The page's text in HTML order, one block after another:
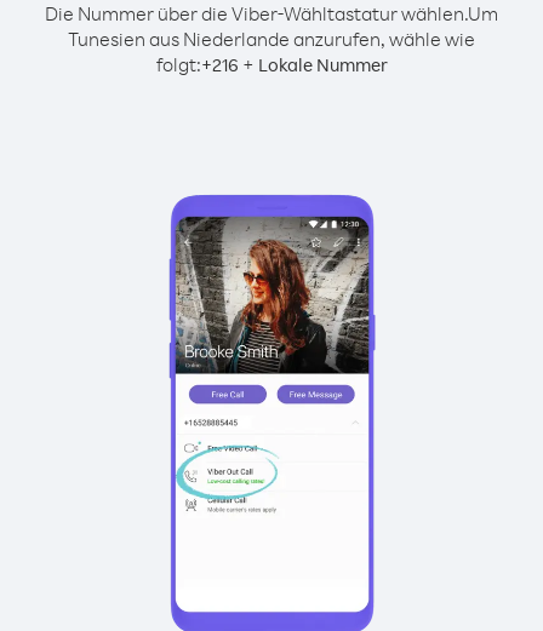
Die Nummer über die Viber-Wähltastatur wählen.Um
Tunesien aus Niederlande anzurufen, wähle wie
folgt:+216 + Lokale Nummer